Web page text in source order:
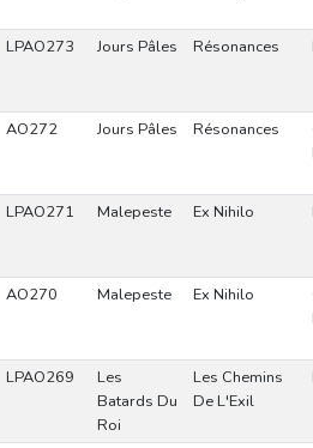
LPAO273 Jours Pâles Résonances
AO272 Jours Pâles Résonances
LPAO271 Malepeste Ex Nihilo
AO270 Malepeste Ex Nihilo
LPAO269
Les
Batards Du
Roi
Les Chemins
De L'Exil